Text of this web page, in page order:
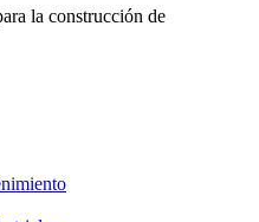
la construcción de